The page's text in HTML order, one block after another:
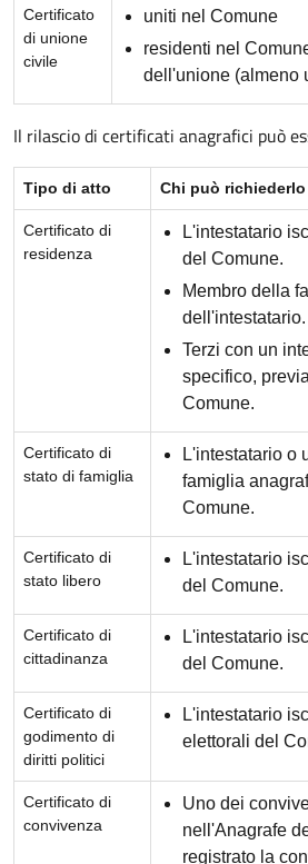
Certificato
di unione
civile
uniti nel Comune
residenti nel
dell'unione (almeno
Il rilascio di certificati anagrafici può
Tipo di atto Chi può richiederlo
Certificato di
residenza
L'intestatario
del Comune.
Membro della
dell'intestatario.
Terzi con un
specifico,
Comune.
Certificato di
stato di famiglia
L'intestatario o
famiglia
Comune.
Certificato di
stato libero
L'intestatario
del Comune.
Certificato di
cittadinanza
L'intestatario
del Comune.
Certificato di
godimento di
diritti politici
L'intestatario
elettorali del
Certificato di
convivenza
Uno dei
nell'Anagrafe
registrato la